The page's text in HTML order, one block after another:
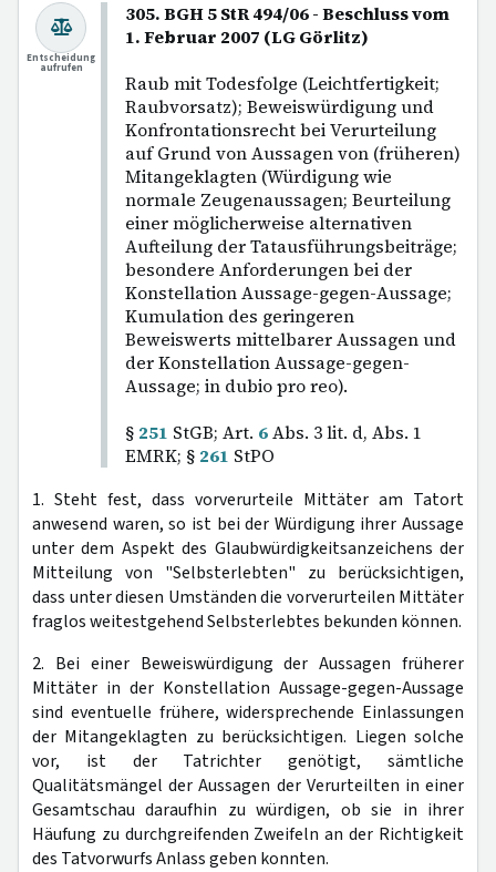
305. BGH 5 StR 494/06 - Beschluss vom
1. Februar 2007 (LG Görlitz)
Raub mit Todesfolge (Leichtfertigkeit;
Raubvorsatz); Beweiswürdigung und
Konfrontationsrecht bei Verurteilung
auf Grund von Aussagen von (früheren)
Mitangeklagten (Würdigung wie
normale Zeugenaussagen; Beurteilung
einer möglicherweise alternativen
Aufteilung der Tatausführungsbeiträge;
besondere Anforderungen bei der
Konstellation Aussage-gegen-Aussage;
Kumulation des geringeren
Beweiswerts mittelbarer Aussagen und
der Konstellation Aussage-gegen-
Aussage; in dubio pro reo).
§ 251 StGB; Art. 6Abs. 3 lit. d, Abs. 1
EMRK; § 261 StPO
Entscheidung
aufrufen
1. Steht fest, dass vorverurteile Mittäter am Tatort
anwesend waren, so ist bei der Würdigung ihrer Aussage
unter dem Aspekt des Glaubwürdigkeitsanzeichens der
Mitteilung von "Selbsterlebten" zu berücksichtigen,
dass unter diesen Umständen die vorverurteilen Mittäter
fraglos weitestgehend Selbsterlebtes bekunden können.
2. Bei einer Beweiswürdigung der Aussagen früherer
Mittäter in der Konstellation Aussage-gegen-Aussage
sind eventuelle frühere, widersprechende Einlassungen
der Mitangeklagten zu berücksichtigen. Liegen solche
vor, ist der Tatrichter genötigt, sämtliche
Qualitätsmängel der Aussagen der Verurteilten in einer
Gesamtschau daraufhin zu würdigen, ob sie in ihrer
Häufung zu durchgreifenden Zweifeln an der Richtigkeit
des Tatvorwurfs Anlass geben konnten.